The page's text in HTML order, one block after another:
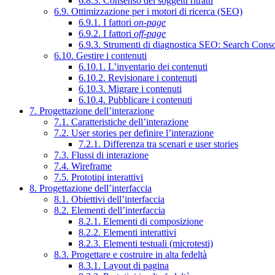
6.9. Ottimizzazione per i motori di ricerca (SEO)
6.9.1. I fattori on-page
6.9.2. I fattori off-page
6.9.3. Strumenti di diagnostica SEO: Search
6.10. Gestire i contenuti
6.10.1. L’inventario dei contenuti
6.10.2. Revisionare i contenuti
6.10.3. Migrare i contenuti
6.10.4. Pubblicare i contenuti
7. Progettazione dell’interazione
7.1. Caratteristiche dell’interazione
7.2. User stories per definire l’interazione
7.2.1. Differenza tra scenari e user stories
7.3. Flussi di interazione
7.4. Wireframe
7.5. Prototipi interattivi
8. Progettazione dell’interfaccia
8.1. Obiettivi dell’interfaccia
8.2. Elementi dell’interfaccia
8.2.1. Elementi di composizione
8.2.2. Elementi interattivi
8.2.3. Elementi testuali (microtesti)
8.3. Progettare e costruire in alta fedeltà
8.3.1. Layout di pagina